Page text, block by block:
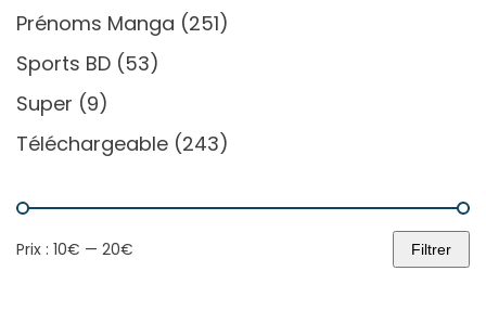
Prénoms Manga (251)
Sports BD (53)
Super (9)
Téléchargeable (243)
Prix
Prix
Filtrer
Prix : 10€ — 20€